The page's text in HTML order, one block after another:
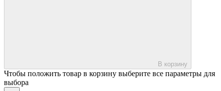
В корзину
Чтобы положить товар в корзину выберите все параметры для
выбора